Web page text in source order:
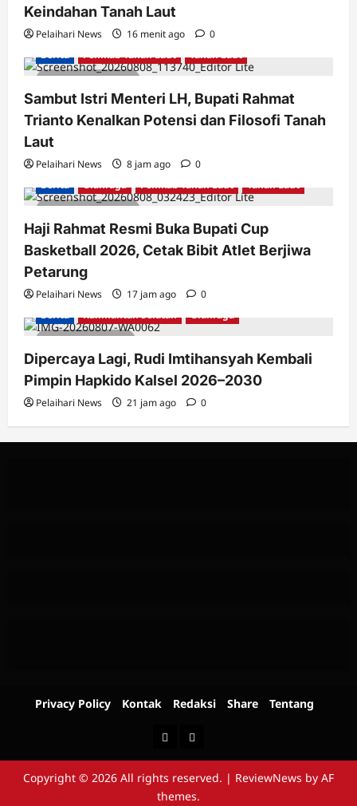
Keindahan Tanah Laut
Pelaihari News 16 menit ago 0
2 minutes read
Berita Pemkab Tanah Laut Tanah Laut
Sambut Istri Menteri LH, Bupati Rahmat
Trianto Kenalkan Potensi dan Filosofi Tanah
Laut
Pelaihari News 8 jam ago 0
2 minutes read
Berita Olahraga Pemkab Tanah Laut Tanah Laut
Haji Rahmat Resmi Buka Bupati Cup
Basketball 2026, Cetak Bibit Atlet Berjiwa
Petarung
Pelaihari News 17 jam ago 0
1 minute read
Berita Kalimantan Selatan Olahraga
Dipercaya Lagi, Rudi Imtihansyah Kembali
Pimpin Hapkido Kalsel 2026–2030
Pelaihari News 21 jam ago 0
Privacy Policy Kontak Redaksi Share Tentang
Berita Advertorial
Copyright © 2026 All rights reserved. | ReviewNews by AF
themes.